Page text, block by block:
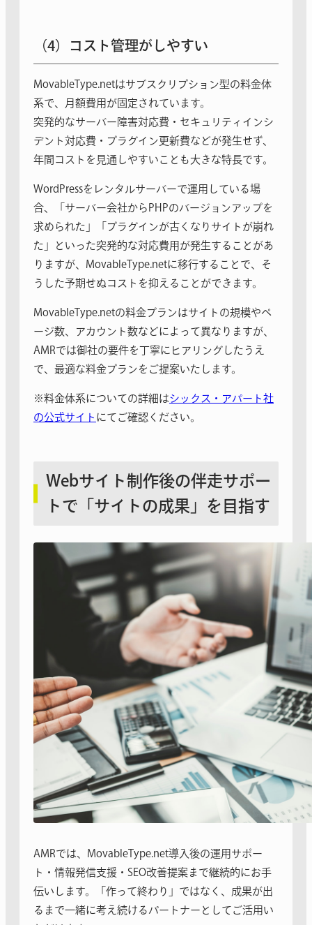
（4）コスト管理がしやすい
MovableType.netはサブスクリプション型の料金体
系で、月額費用が固定されています。
突発的なサーバー障害対応費・セキュリティインシ
デント対応費・プラグイン更新費などが発生せず、
年間コストを見通しやすいことも大きな特長です。
WordPressをレンタルサーバーで運用している場
合、「サーバー会社からPHPのバージョンアップを
求められた」「プラグインが古くなりサイトが崩れ
た」といった突発的な対応費用が発生することがあ
りますが、MovableType.netに移行することで、そ
うした予期せぬコストを抑えることができます。
MovableType.netの料金プランはサイトの規模やペ
ージ数、アカウント数などによって異なりますが、
AMRでは御社の要件を丁寧にヒアリングしたうえ
で、最適な料金プランをご提案いたします。
※料金体系についての詳細はシックス・アパート社
の公式サイト にてご確認ください。
Webサイト制作後の伴走サポー
トで「サイトの成果」を目指す
AMRでは、MovableType.net導入後の運用サポー
ト・情報発信支援・SEO改善提案まで継続的にお手
伝いします。「作って終わり」ではなく、成果が出
るまで一緒に考え続けるパートナーとしてご活用い